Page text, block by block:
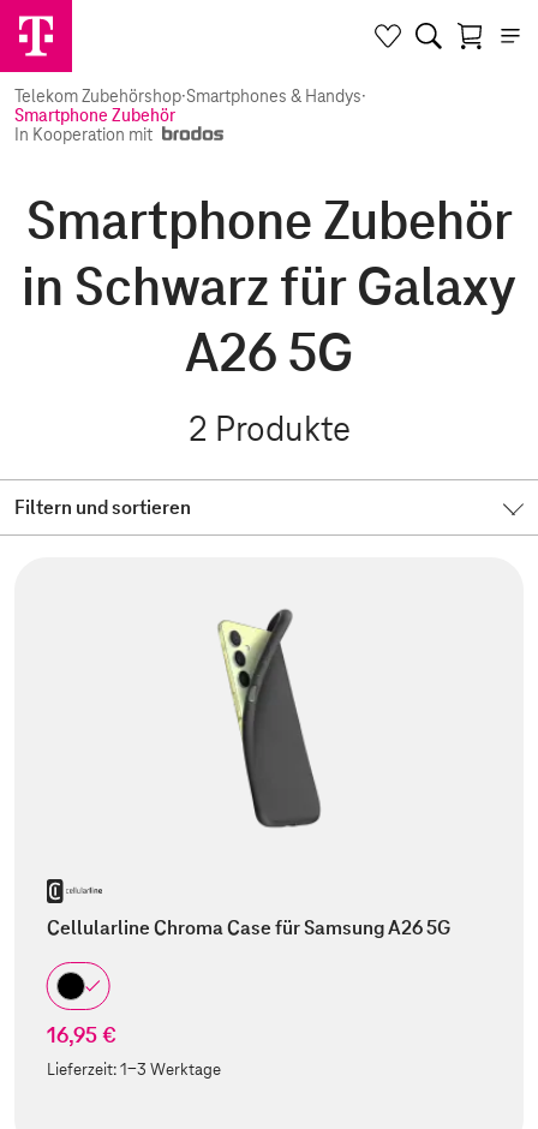
Telekom Zubehörshop·Smartphones & Handys·
Smartphone Zubehör
In Kooperation mit
Smartphone Zubehör
in Schwarz für Galaxy
A26 5G
2 Produkte
Filtern und sortieren
Cellularline Chroma Case für Samsung A26 5G
16,95 €
Lieferzeit:1-3 Werktage